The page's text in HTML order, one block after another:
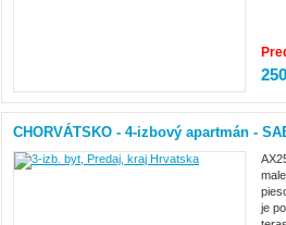
CHORVÁTSKO - 4-izbový apartmán -
je